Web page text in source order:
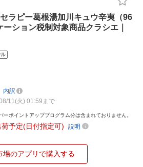
ラピー葛根湯加川キュウ辛夷（96
ション税制対象商品クラシエ｜
内訳
11(火) 01:59まで
ーポイントアッププログラム分は含まれておりません。
荷予定(日付指定可) 説明
場のアプリで購入する